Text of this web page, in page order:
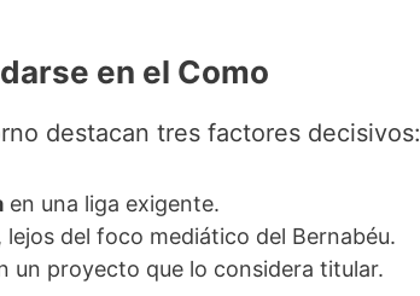
en el Como
destacan tres factores decisivos:
en una liga exigente.
, lejos del foco mediático del Bernabéu.
un proyecto que lo considera titular.